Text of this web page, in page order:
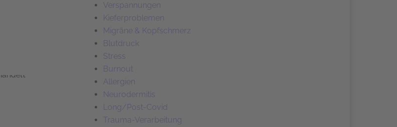
Verspannungen
Kieferproblemen
Migräne & Kopfschmerz
Blutdruck
Stress
Burnout
Allergien
Neurodermitis
Long/Post-Covid
Trauma-Verarbeitung